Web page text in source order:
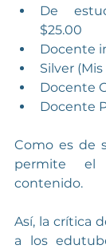
De
$25.00
Docente
Silver
Docente
Docente
Como es de
permite el
contenido.
Así, la crítica
a los